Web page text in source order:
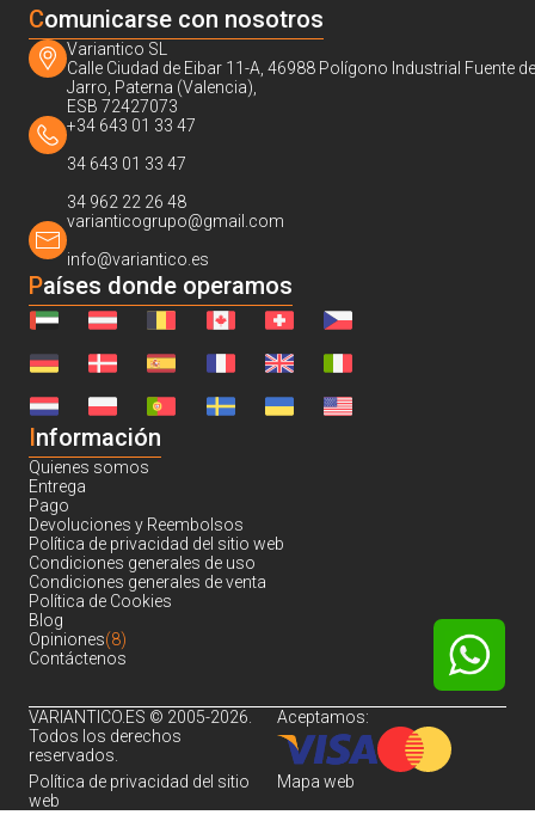
Comunicarse con nosotros
Variantico SL
Calle Ciudad de Eibar 11-A, 46988 Polígono Industrial Fuente
Jarro, Paterna (Valencia),
ESB 72427073
+34 643 01 33 47
34 643 01 33 47
34 962 22 26 48
varianticogrupo@gmail.com
info@variantico.es
Países donde operamos
Información
Quienes somos
Entrega
Pago
Devoluciones y Reembolsos
Política de privacidad del sitio web
Condiciones generales de uso
Condiciones generales de venta
Política de Cookies
Blog
Opiniones(8)
Contáctenos
VARIANTICO.ES © 2005-2026.
Todos los derechos
reservados.
Aceptamos:
Política de privacidad del sitio
web
Mapa web